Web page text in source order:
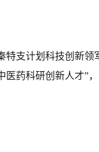
特支计划科技创新领
医药科研创新人才”，